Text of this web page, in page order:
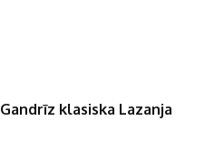
Gandrīz klasiska Lazanja